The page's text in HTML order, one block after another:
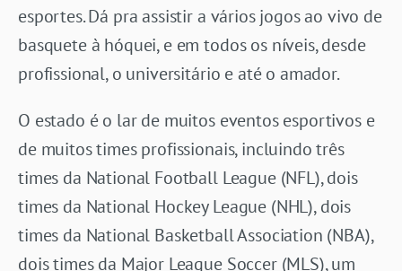
esportes. Dá pra assistir a vários jogos ao vivo de
basquete à hóquei, e em todos os níveis, desde
profissional, o universitário e até o amador.
O estado é o lar de muitos eventos esportivos e
de muitos times profissionais, incluindo três
times da National Football League (NFL), dois
times da National Hockey League (NHL), dois
times da National Basketball Association (NBA),
dois times da Major League Soccer (MLS), um